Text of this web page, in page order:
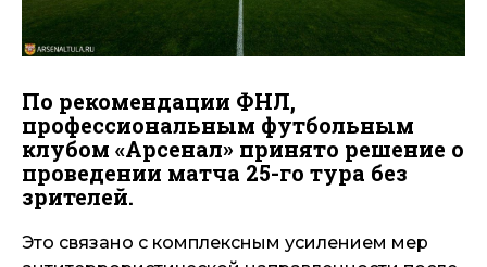
По рекомендации ФНЛ,
профессиональным футбольным
клубом «Арсенал» принято решение о
проведении матча 25-го тура без
зрителей.
Это связано с комплексным усилением мер